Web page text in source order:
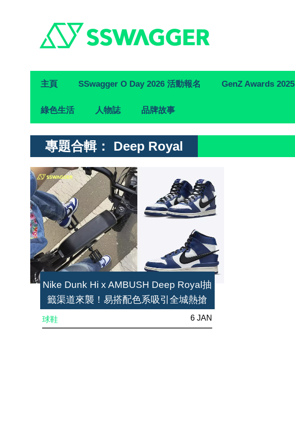
Primary
Navigation
主頁 SSwagger O Day 2026 活動報名 GenZ Awards 2025
綠色生活 人物誌 品牌故事
專題合輯： Deep Royal
Nike Dunk Hi x AMBUSH Deep Royal抽
籤渠道來襲！易搭配色系吸引全城熱搶
球鞋 6 JAN